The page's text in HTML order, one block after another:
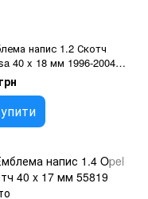
напис 1.2 Скотч
40 x 18 мм 1996-2004